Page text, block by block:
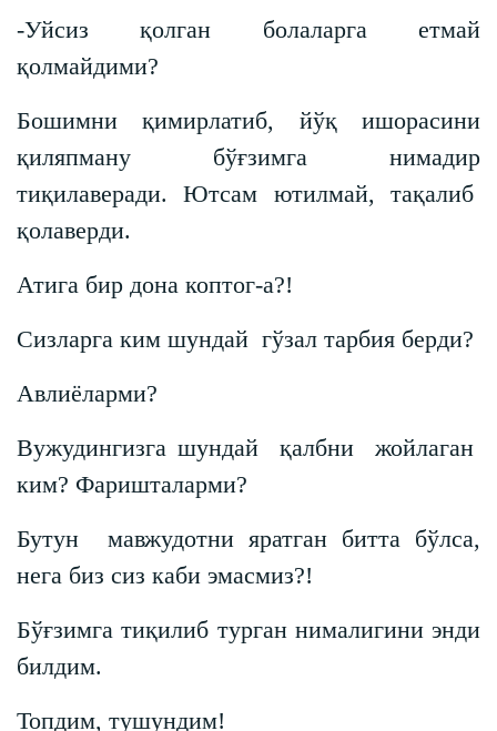
-Уйсиз қолган болаларга етмай
қолмайдими?
Бошимни қимирлатиб, йўқ ишорасини
қиляпману бўғзимга нимадир
тиқилаверади. Ютсам ютилмай, тақалиб
қолаверди.
Атига бир дона коптог-а?!
Сизларга ким шундай гўзал тарбия берди?
Авлиёларми?
Вужудингизга шундай қалбни жойлаган
ким? Фаришталарми?
Бутун мавжудотни яратган битта бўлса,
нега биз сиз каби эмасмиз?!
Бўғзимга тиқилиб турган нималигини энди
билдим.
Топдим, тушундим!